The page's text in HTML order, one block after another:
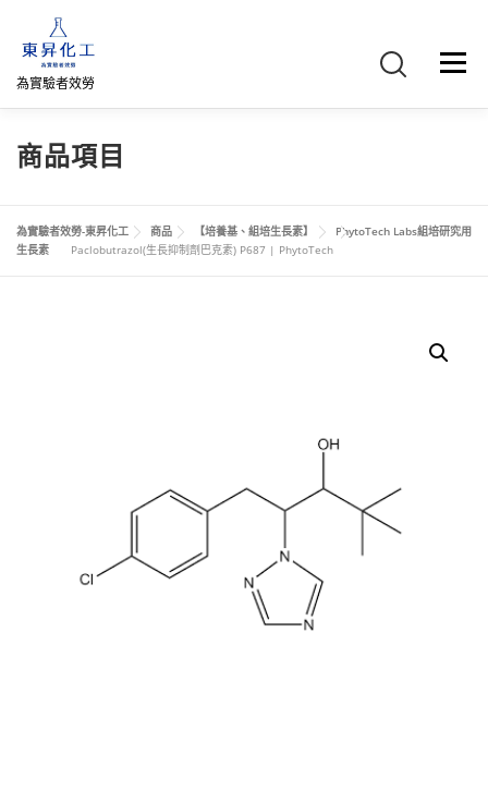
為實驗者效勞
選單
首頁 關於我們
網路商店 直購專區 詢價車、購物車/會員
商品項目
為實驗者效勞-東昇化工 商品 【培養基、組培生長素】
PhytoTech Labs組培研究用
生長素
Paclobutrazol(生長抑制劑巴克素) P687 | PhytoTech